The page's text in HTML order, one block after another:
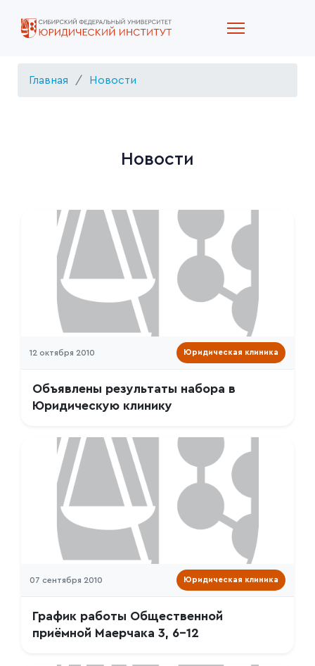
Главная Новости
Новости
12 октября 2010 Юридическая клиника
Объявлены результаты набора в
Юридическую клинику
07 сентября 2010 Юридическая клиника
График работы Общественной
приёмной Маерчака 3, 6-12